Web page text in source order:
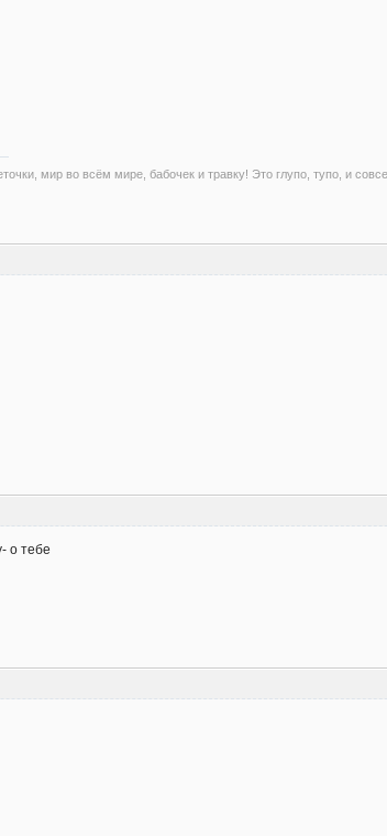
мир во всём мире, бабочек и травку! Это глупо, тупо, и
о тебе